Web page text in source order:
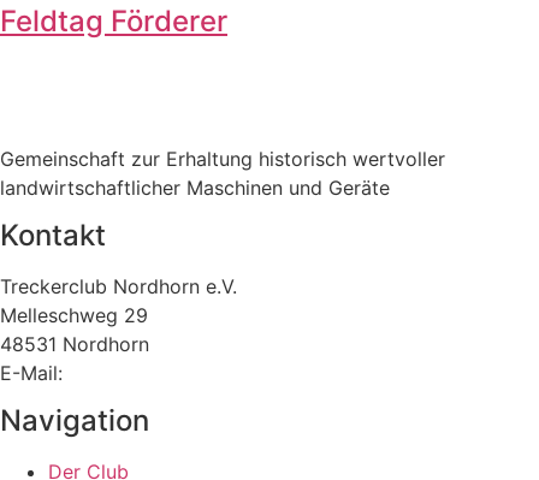
Feldtag Förderer
Gemeinschaft zur Erhaltung historisch wertvoller
landwirtschaftlicher Maschinen und Geräte
Kontakt
Treckerclub Nordhorn e.V.
Melleschweg 29
48531 Nordhorn
E-Mail:
Navigation
Der Club